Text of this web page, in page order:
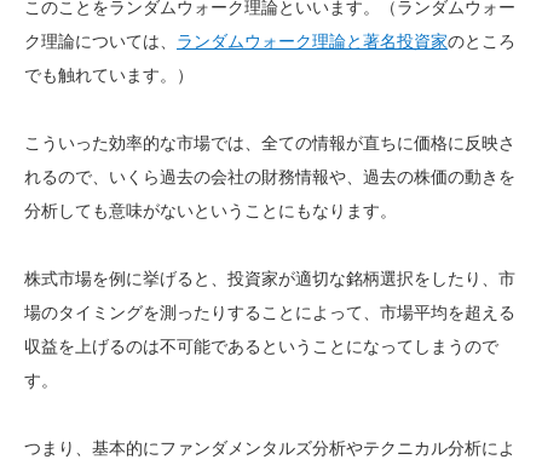
このことをランダムウォーク理論といいます。（ランダムウォー
ク理論については、 ランダムウォーク理論と著名投資家のところ
でも触れています。）
こういった効率的な市場では、全ての情報が直ちに価格に反映さ
れるので、いくら過去の会社の財務情報や、過去の株価の動きを
分析しても意味がないということにもなります。
株式市場を例に挙げると、投資家が適切な銘柄選択をしたり、市
場のタイミングを測ったりすることによって、市場平均を超える
収益を上げるのは不可能であるということになってしまうので
す。
つまり、基本的にファンダメンタルズ分析やテクニカル分析によ